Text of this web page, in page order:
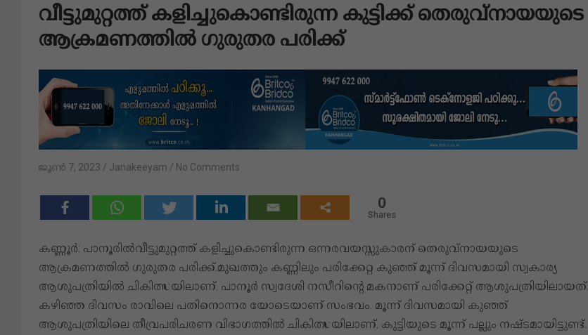
വീട്ടുമുറ്റത്ത് കളിച്ചുകൊണ്ടിരുന്ന കുട്ടിക്ക് തെരുവ്നായയുടെ
ആക്രമണത്തിൽ ഗുരുതര പരിക്ക്
ജൂൺ 7, 2023 Janakeeyam No Comments
0
Shares
കണ്ണൂർ: പാനൂരിൽവീട്ടുമുറ്റത്ത് കളിച്ചുകൊണ്ടിരുന്ന ഒന്നരവയസ്സുകാരന് തെരുവ്നായയുടെ
ആക്രമണത്തിൽ ഗുരുതര പരിക്ക്.മുഖത്തും കണ്ണിലും പരിക്കേറ്റ കുഞ്ഞ് മൂന്ന് ദിവസമായി സ്വകാര്യ
ആശുപത്രിയിൽ ചികിത്സയിലാണ്. പാനൂർ സ്വദേശി നസീറിന്റെ മകനാണ് പരിക്കേറ്റ് ആശുപത്രിയിലായത്.
കഴിഞ്ഞ ദിവസം രാവിലെ പതിനൊന്നര യോടെയാണ് സംഭവം. മൂന്ന് ദിവസമായി കുഞ്ഞ്
ആശുപത്രിയിലെ തീവ്രപരിചരണ വിഭാഗത്തിൽ ചികിത്സയിലാണ്. കുട്ടിയുടെ മൂന്ന് പല്ലും നഷ്ടമായിട്ടുണ്ട്.